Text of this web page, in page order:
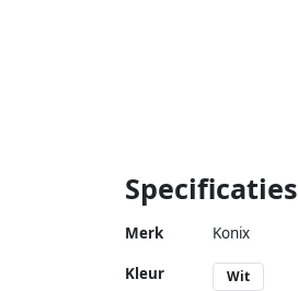
Specificaties
Merk Konix
Kleur Wit